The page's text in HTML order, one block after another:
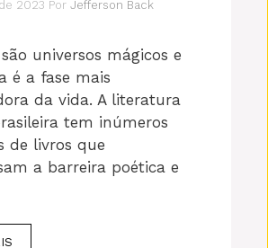
2023 Por Jefferson Back
universos mágicos e
é a fase mais
da vida. A literatura
tem inúmeros
de livros que
a barreira poética e